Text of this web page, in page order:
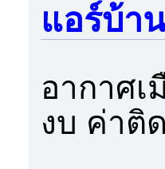
แอร์บ้า
อากาศ
งบ ค่าติ